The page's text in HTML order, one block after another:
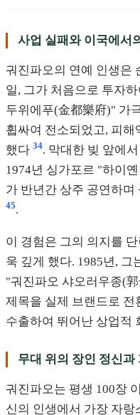
사업 실패와 이국에서
궈진파오의 연예 인생은
일, 그가 처음으로 투자
두위에푸(金都樂府)" 가
휩싸여 전소되었고, 피해
했다 34. 막대한 빚 앞에
1974년 싱가포르 "하이
가 반년간 상주 공연하
45.
이 경험은 그의 의지를
욱 깊게 했다. 1985년, 그
"궈진파오 샤오러우종(
제목을 실제 브랜드로 전
수출하여 뛰어난 상업적
무대 위의 장인 정신과
궈진파오는 평생 100장
신의 인생에서 가장 자